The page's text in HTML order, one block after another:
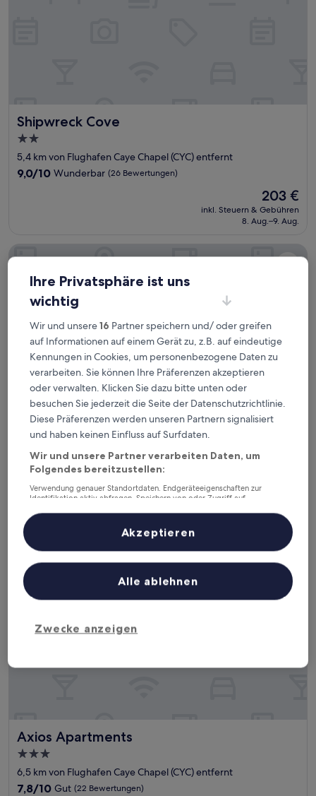
Shipwreck Cove
Shipwreck Cove
2.0-
Sterne-
Unterkunft
5,4 km von Flughafen Caye Chapel (CYC) entfernt
9.0
9,0/10 Wunderbar (26 Bewertungen)
Der
Preis
beträgt
203 €
inkl. Steuern & Gebühren
8. Aug.–9. Aug.
Enjoy Hotel
Enjoy Hotel
Sterne-
Unterkunft
6,5 km von Flughafen Caye Chapel (CYC) entfernt
von
Sehr
gut,
(136
Bewertungen)
Preis
beträgt
inkl. Steuern & Gebühren
18. Aug.–19. Aug.
Axios Apartments
Axios Apartments
3.0-
Sterne-
Unterkunft
6,5 km von Flughafen Caye Chapel (CYC) entfernt
7.8
7,8/10 Gut (22 Bewertungen)
Ihre Privatsphäre ist uns
wichtig
Wir und unsere16 Partner speichern und/ oder greifen
auf Informationen auf einem Gerät zu, z.B. auf eindeutige
Kennungen in Cookies, um personenbezogene Daten zu
verarbeiten. Sie können Ihre Präferenzen akzeptieren
oder verwalten. Klicken Sie dazu bitte unten oder
besuchen Sie jederzeit die Seite der Datenschutzrichtlinie.
Diese Präferenzen werden unseren Partnern signalisiert
und haben keinen Einfluss auf Surfdaten.
Wir und unsere Partner verarbeiten Daten, um
Folgendes bereitzustellen:
Verwendung genauer Standortdaten. Endgeräteeigenschaften zur
Identifikation aktiv abfragen. Speichern von oder Zugriff auf
Inhalte, Messung von Werbeleistung und der Performance von Inhalten,
Zielgruppenforschung sowie Entwicklung und Verbesserung von
Liste der Partner (Lieferanten)
Zwecke anzeigen
Alle ablehnen
Akzeptieren